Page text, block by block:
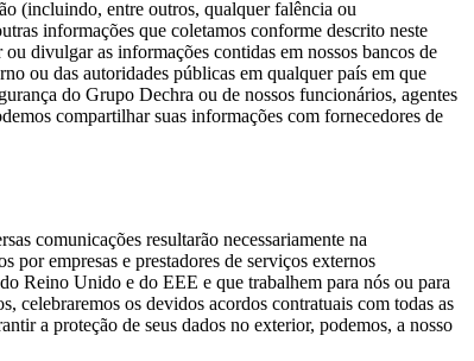
(incluindo, entre outros, qualquer falência ou
informações que coletamos conforme descrito neste
divulgar as informações contidas em nossos bancos de
ou das autoridades públicas em qualquer país em que
do Grupo Dechra ou de nossos funcionários, agentes
compartilhar suas informações com fornecedores de
comunicações resultarão necessariamente na
por empresas e prestadores de serviços externos
Reino Unido e do EEE e que trabalhem para nós ou para
celebraremos os devidos acordos contratuais com todas as
a proteção de seus dados no exterior, podemos, a nosso